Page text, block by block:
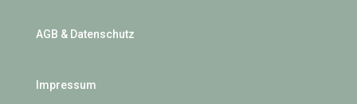
AGB & Datenschutz
Impressum